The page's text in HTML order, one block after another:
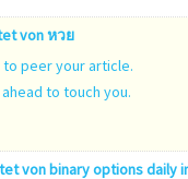
vonหวย
to peer your article.
to touch you.
vonbinary options daily